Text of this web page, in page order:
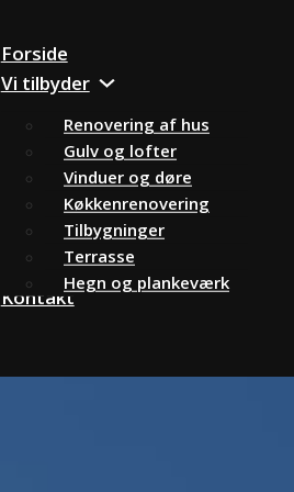
Forside
Vi tilbyder
Renovering af hus
Gulv og lofter
Vinduer og døre
Køkkenrenovering
Tilbygninger
Terrasse
Hegn og plankeværk
Kontakt